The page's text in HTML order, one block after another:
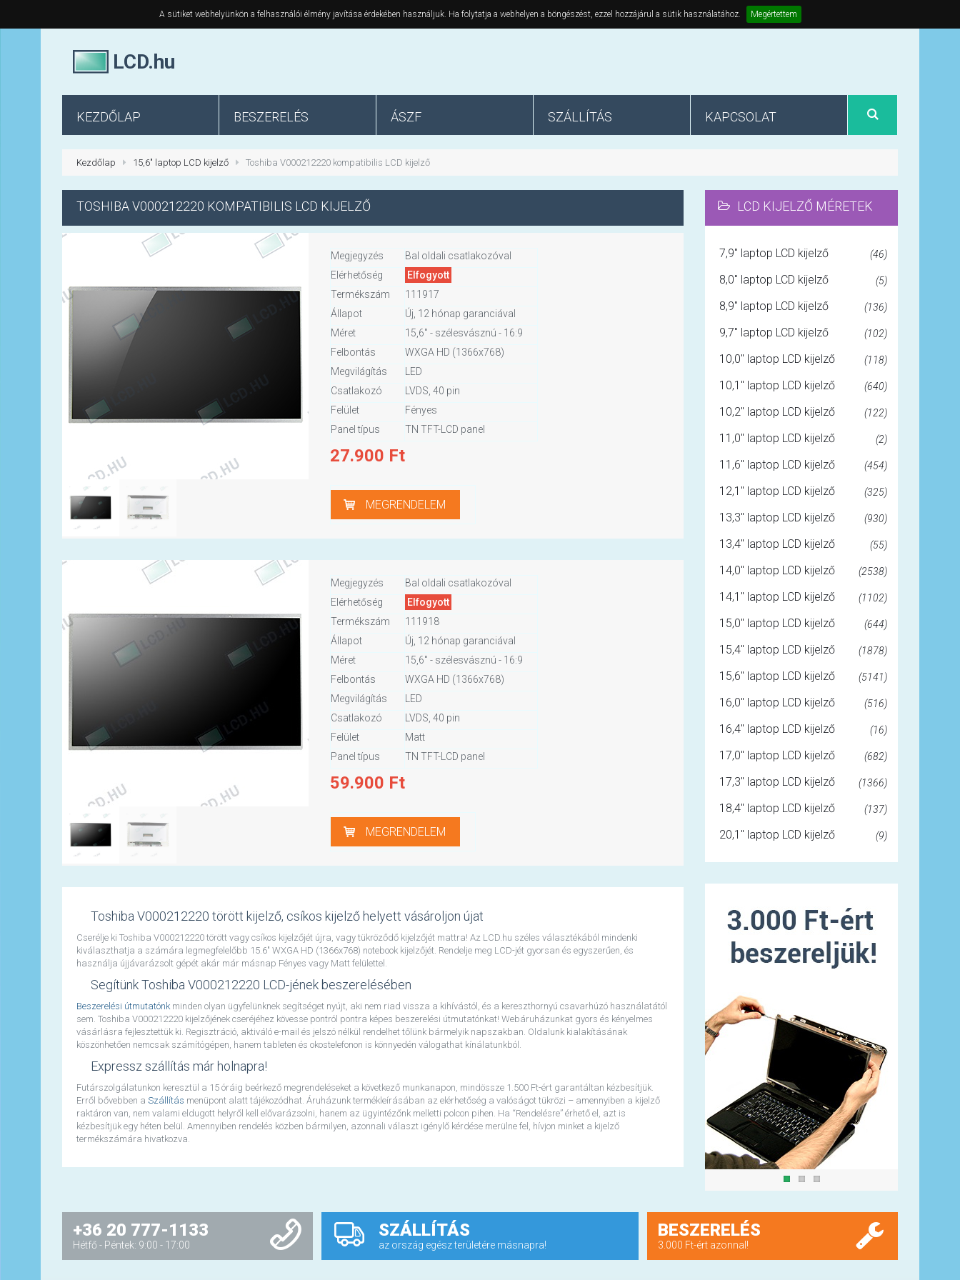
A sütiket webhelyünkön a felhasználói élmény javítása érdekében használjuk. Ha folytatja a webhelyen a böngészést, ezzel hozzájárul a sütik használatához. Megértettem
LCD.hu
KEZDŐLAP BESZERELÉS ÁSZF SZÁLLÍTÁS KAPCSOLAT
Kezdőlap 15,6" laptop LCD kijelző Toshiba V000212220 kompatibilis LCD kijelző
TOSHIBAV000212220 KOMPATIBILIS LCD KIJELZŐ
Megjegyzés
Bal oldali csatlakozóval
Elérhetőség
Elfogyott
Termékszám
111917
Állapot
Új, 12 hónap garanciával
Méret
15,6" - szélesvásznú - 16:9
Felbontás
WXGA HD (1366x768)
Megvilágítás
LED
Csatlakozó
LVDS, 40 pin
Felület
Fényes
Panel típus
TN TFT-LCD panel
27.900 Ft
MEGRENDELEM
Megjegyzés
Bal oldali csatlakozóval
Elérhetőség
Elfogyott
Termékszám
111918
Állapot
Új, 12 hónap garanciával
Méret
15,6" - szélesvásznú - 16:9
Felbontás
WXGA HD (1366x768)
Megvilágítás
LED
Csatlakozó
LVDS, 40 pin
Felület
Matt
Panel típus
TN TFT-LCD panel
59.900 Ft
MEGRENDELEM
Toshiba V000212220 törött kijelző, csíkos kijelző helyett vásároljon újat
Cserélje ki Toshiba V000212220 törött vagy csíkos kijelzőjét újra, vagy tükröződő kijelzőjét mattra! Az LCD.hu széles választékából mindenki
kiválaszthatja a számára legmegfelelőbb 15.6" WXGA HD (1366x768) notebook kijelzőjét. Rendelje meg LCD-jét gyorsan és egyszerűen, és
használja újjávarázsolt gépét akár már másnap Fényes vagy Matt felülettel.
Segítünk Toshiba V000212220 LCD-jének beszerelésében
Beszerelési útmutatónkminden olyan ügyfelünknek segítséget nyújt, aki nem riad vissza a kihívástól, és a kereszthornyú csavarhúzó használatától
sem. Toshiba V000212220 kijelzőjének cseréjéhez kövesse pontról pontra képes beszerelési útmutatónkat! Webáruházunkat gyors és kényelmes
vásárlásra fejlesztettük ki. Regisztráció, aktiváló e-mail és jelszó nélkül rendelhet tőlünk bármelyik napszakban. Oldalunk kialakításának
köszönhetően nemcsak számítógépen, hanem tableten és okostelefonon is könnyedén válogathat kínálatunkból.
Expressz szállítás már holnapra!
Futárszolgálatunkon keresztül a 15 óráig beérkező megrendeléseket a következő munkanapon, mindössze 1.500 Ft-ért garantáltan kézbesítjük.
Erről bővebben a Szállítás menüpont alatt tájékozódhat. Áruházunk termékleírásában az elérhetőség a valóságot tükrözi – amennyiben a kijelző
raktáron van, nem valami eldugott helyről kell elővarázsolni, hanem az ügyintézőnk melletti polcon pihen. Ha “Rendelésre” érhető el, azt is
kézbesítjük egy héten belül. Amennyiben rendelés közben bármilyen, azonnali választ igénylő kérdése merülne fel, hívjon minket a kijelző
termékszámára hivatkozva.
LCD KIJELZŐ MÉRETEK
7,9" laptop LCD kijelző (46)
8,0" laptop LCD kijelző (5)
8,9" laptop LCD kijelző (136)
9,7" laptop LCD kijelző (102)
10,0" laptop LCD kijelző (118)
10,1" laptop LCD kijelző (640)
10,2" laptop LCD kijelző (122)
11,0" laptop LCD kijelző (2)
11,6" laptop LCD kijelző (454)
12,1" laptop LCD kijelző (325)
13,3" laptop LCD kijelző (930)
13,4" laptop LCD kijelző (55)
14,0" laptop LCD kijelző (2538)
14,1" laptop LCD kijelző (1102)
15,0" laptop LCD kijelző (644)
15,4" laptop LCD kijelző (1878)
15,6" laptop LCD kijelző (5141)
16,0" laptop LCD kijelző (516)
16,4" laptop LCD kijelző (16)
17,0" laptop LCD kijelző (682)
17,3" laptop LCD kijelző (1366)
18,4" laptop LCD kijelző (137)
20,1" laptop LCD kijelző (9)
+36 20 777-1133
Hétfő - Péntek: 9:00 - 17:00
SZÁLLÍTÁS
az ország egész területére másnapra!
BESZERELÉS
3.000 Ft-ért azonnal!